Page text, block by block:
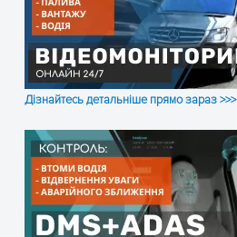
Дізнайтесь детальніше прямо зараз >>>